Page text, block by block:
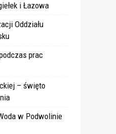
i Łazowa
Oddziału
prac
– święto
w Podwolinie